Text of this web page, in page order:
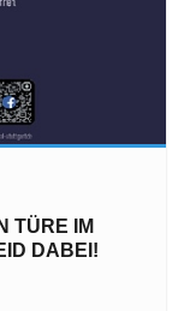
TÜRE IM
DABEI!